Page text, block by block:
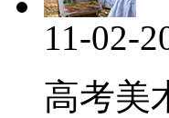
11-02-
高考美